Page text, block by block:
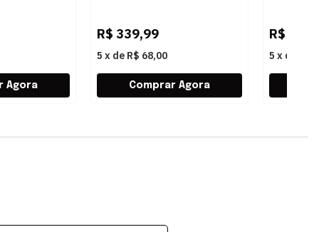
R$ 339,99
5 x de R$ 68,00
R$
5 x de